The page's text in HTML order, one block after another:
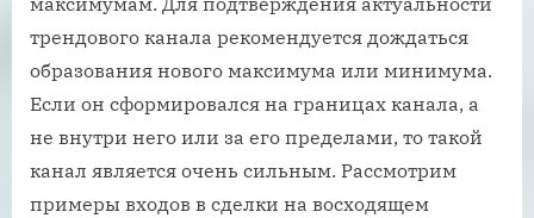
трендового канала рекомендуется дождаться
образования нового максимума или минимума.
Если он сформировался на границах канала, а
не внутри него или за его пределами, то такой
канал является очень сильным. Рассмотрим
примеры входов в сделки на восходящем